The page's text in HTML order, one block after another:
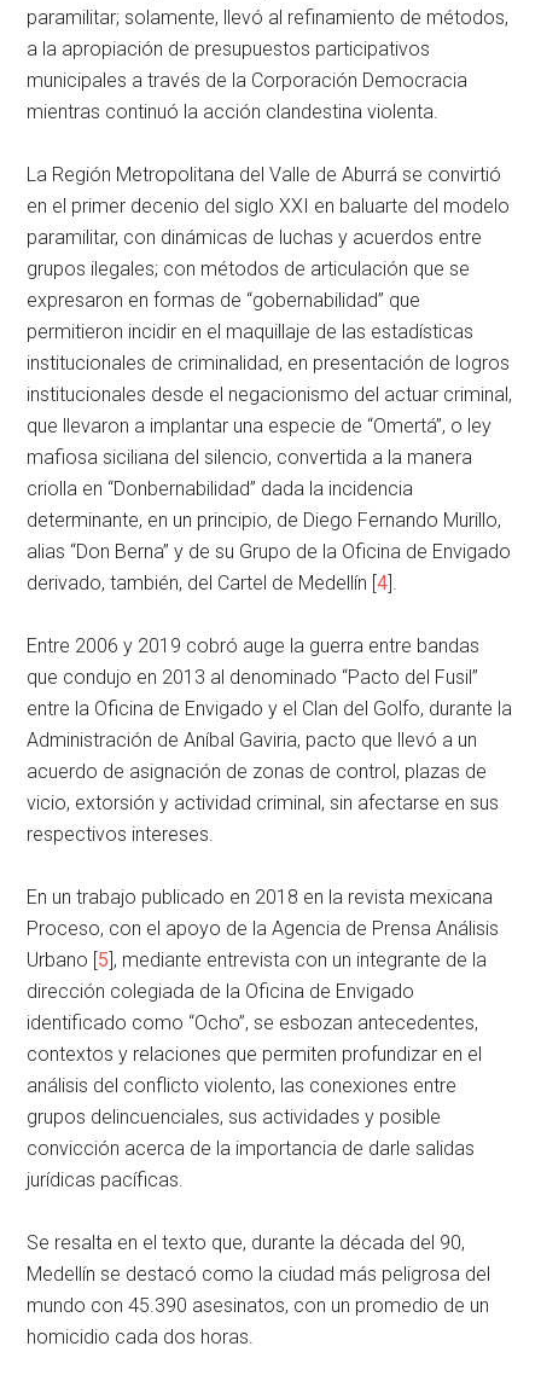
paramilitar; solamente, llevó al refinamiento de métodos,
a la apropiación de presupuestos participativos
municipales a través de la Corporación Democracia
mientras continuó la acción clandestina violenta.
La Región Metropolitana del Valle de Aburrá se convirtió
en el primer decenio del siglo XXI en baluarte del modelo
paramilitar, con dinámicas de luchas y acuerdos entre
grupos ilegales; con métodos de articulación que se
expresaron en formas de “gobernabilidad” que
permitieron incidir en el maquillaje de las estadísticas
institucionales de criminalidad, en presentación de logros
institucionales desde el negacionismo del actuar criminal,
que llevaron a implantar una especie de “Omertá”, o ley
mafiosa siciliana del silencio, convertida a la manera
criolla en “Donbernabilidad” dada la incidencia
determinante, en un principio, de Diego Fernando Murillo,
alias “Don Berna” y de su Grupo de la Oficina de Envigado
derivado, también, del Cartel de Medellín [4].
Entre 2006 y 2019 cobró auge la guerra entre bandas
que condujo en 2013 al denominado “Pacto del Fusil”
entre la Oficina de Envigado y el Clan del Golfo, durante la
Administración de Aníbal Gaviria, pacto que llevó a un
acuerdo de asignación de zonas de control, plazas de
vicio, extorsión y actividad criminal, sin afectarse en sus
respectivos intereses.
En un trabajo publicado en 2018 en la revista mexicana
Proceso, con el apoyo de la Agencia de Prensa Análisis
Urbano [5], mediante entrevista con un integrante de la
dirección colegiada de la Oficina de Envigado
identificado como “Ocho”, se esbozan antecedentes,
contextos y relaciones que permiten profundizar en el
análisis del conflicto violento, las conexiones entre
grupos delincuenciales, sus actividades y posible
convicción acerca de la importancia de darle salidas
jurídicas pacíficas.
Se resalta en el texto que, durante la década del 90,
Medellín se destacó como la ciudad más peligrosa del
mundo con 45.390 asesinatos, con un promedio de un
homicidio cada dos horas.